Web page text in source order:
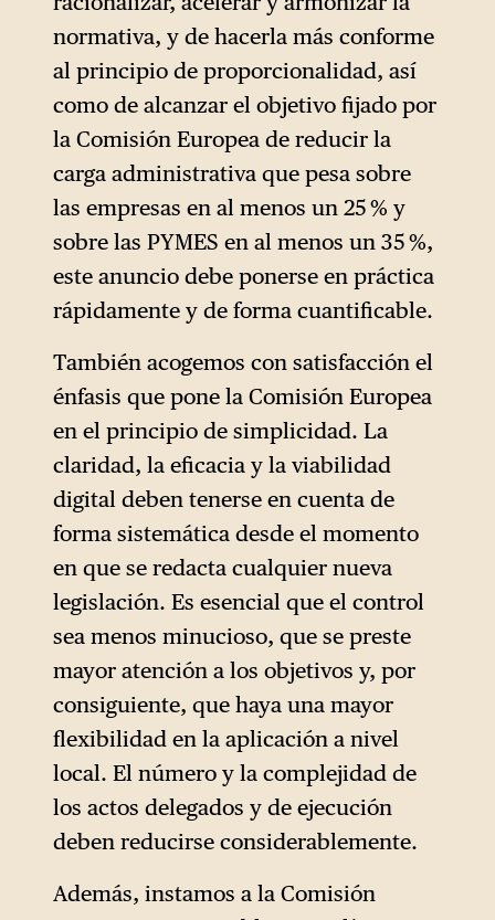
cada medida se presenta
como una reducción de las
cargas, en conjunto
constituyen, sin embargo, un
retroceso en las normas
medioambientales, sociales,
de responsabilidad
empresarial y digitales que
Europa ha tardado dos
método mediante el cual se
ha llevado a cabo este
retroceso es tan significativo
como su contenido. Se ha
basado en un mecanismo
legislativo controvertido y
opaco: el proyecto de ley
ómnibus. Al agrupar
numerosas medidas sin
relación entre sí en un único y
extenso texto legislativo,
estas reformas se aprueban
por vía rápida, con poca o
ninguna consulta pública. Sin
embargo, si bien algunas de
estas medidas suponen una
normativa, y de hacerla más conforme
al principio de proporcionalidad, así
como de alcanzar el objetivo fijado por
la Comisión Europea de reducir la
carga administrativa que pesa sobre
las empresas en al menos un 25 % y
sobre las PYMES en al menos un 35 %,
este anuncio debe ponerse en práctica
rápidamente y de forma cuantificable.
También acogemos con satisfacción el
énfasis que pone la Comisión Europea
en el principio de simplicidad. La
claridad, la eficacia y la viabilidad
digital deben tenerse en cuenta de
forma sistemática desde el momento
en que se redacta cualquier nueva
legislación. Es esencial que el control
sea menos minucioso, que se preste
mayor atención a los objetivos y, por
consiguiente, que haya una mayor
flexibilidad en la aplicación a nivel
local. El número y la complejidad de
los actos delegados y de ejecución
deben reducirse considerablemente.
Además, instamos a la Comisión